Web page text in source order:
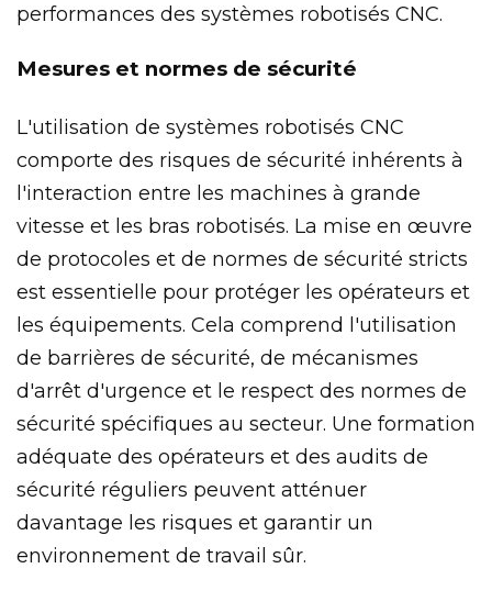
performances des systèmes robotisés CNC.
Mesures et normes de sécurité
L'utilisation de systèmes robotisés CNC
comporte des risques de sécurité inhérents à
l'interaction entre les machines à grande
vitesse et les bras robotisés. La mise en œuvre
de protocoles et de normes de sécurité stricts
est essentielle pour protéger les opérateurs et
les équipements. Cela comprend l'utilisation
de barrières de sécurité, de mécanismes
d'arrêt d'urgence et le respect des normes de
sécurité spécifiques au secteur. Une formation
adéquate des opérateurs et des audits de
sécurité réguliers peuvent atténuer
davantage les risques et garantir un
environnement de travail sûr.